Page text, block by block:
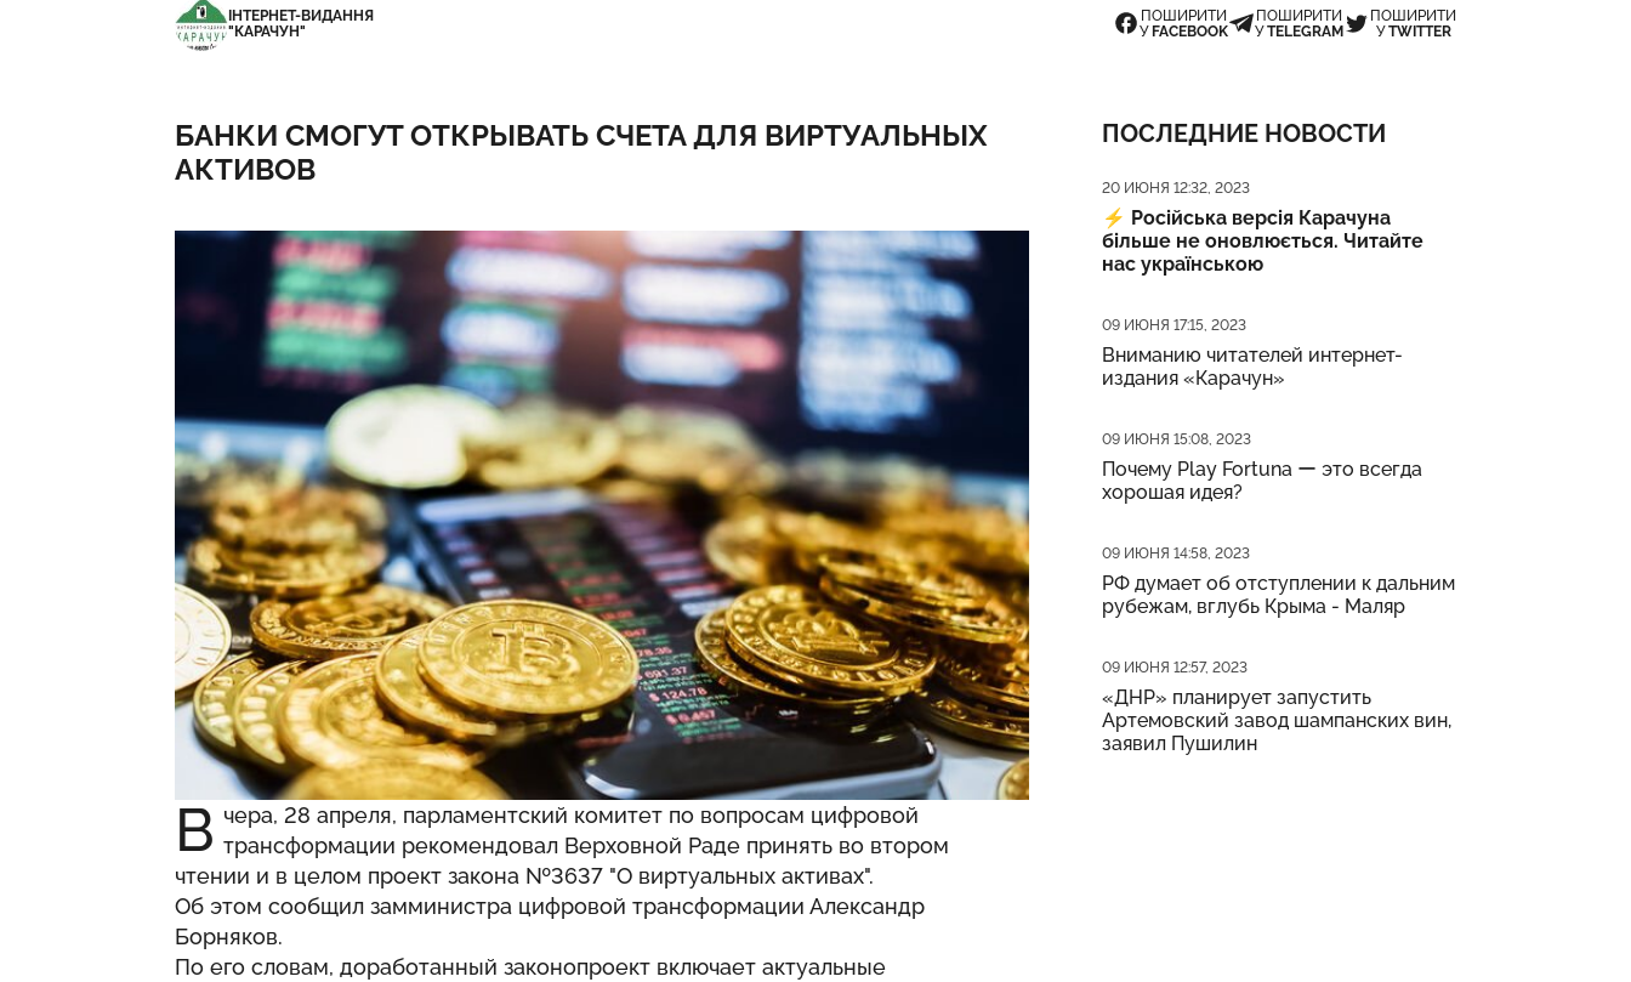
ІНТЕРНЕТ-ВИДАННЯ
"КАРАЧУН"
ПОШИРИТИ
У FACEBOOK
ПОШИРИТИ
УTELEGRAM
ПОШИРИТИ
УTWITTER
БАНКИ СМОГУТ ОТКРЫВАТЬ СЧЕТА ДЛЯ ВИРТУАЛЬНЫХ
АКТИВОВ
В чера, 28 апреля, парламентский комитет по вопросам цифровой
трансформации рекомендовал Верховной Раде принять во втором
чтении и в целом проект закона №3637 "О виртуальных активах".
Об этом сообщил замминистра цифровой трансформации Александр
Борняков.
По его словам, доработанный законопроект включает актуальные
ПОСЛЕДНИЕ НОВОСТИ
Дата публикации
20 ИЮНЯ 12:32, 2023
⚡️ Російська версія Карачуна
більше не оновлюється. Читайте
нас українською
Дата публикации
09 ИЮНЯ 17:15, 2023
Вниманию читателей интернет-
издания «Карачун»
Дата публикации
09 ИЮНЯ 15:08, 2023
Почему Play Fortuna ー это всегда
хорошая идея?
Дата публикации
09 ИЮНЯ 14:58, 2023
РФ думает об отступлении к дальним
рубежам, вглубь Крыма - Маляр
Дата публикации
09 ИЮНЯ 12:57, 2023
«ДНР» планирует запустить
Артемовский завод шампанских вин,
заявил Пушилин